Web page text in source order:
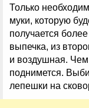
Только
муки, которую
получается
выпечка, из
и воздушная. Чем
поднимется.
лепешки на